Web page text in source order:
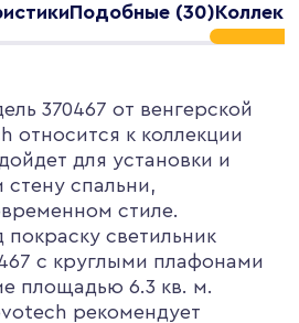
Подобные (30)
370467 от венгерской
относится к коллекции
для установки и
стену спальни,
стиле.
светильник
с круглыми плафонами
площадью 6.3 кв. м.
рекомендует